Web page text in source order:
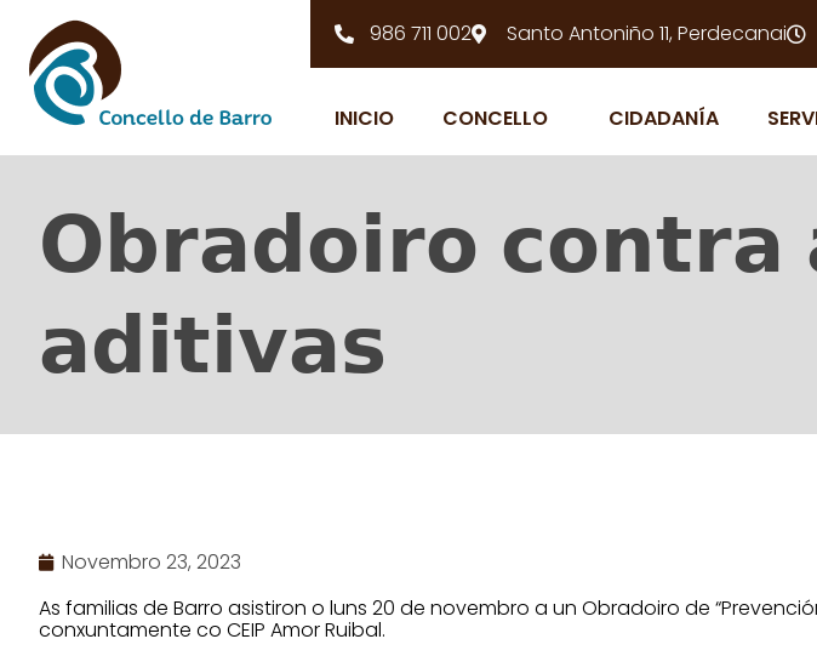
986 711 002 Santo Antoniño 11, Perdecanai
INICIO CONCELLO CIDADANÍA
𝗢𝗯𝗿𝗮𝗱𝗼𝗶𝗿𝗼
𝗮𝗱𝗶𝘁𝗶𝘃𝗮𝘀
Novembro 23, 2023
As familias de Barro asistiron o luns 20 de novembro a un Obradoiro de
conxuntamente co CEIP Amor Ruibal.